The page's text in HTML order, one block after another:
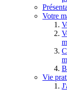
Votre
Vie